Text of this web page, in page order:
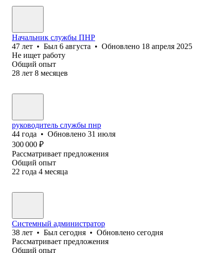
Начальник службы ПНР
47 лет • Был 6 августа • Обновлено 18 апреля 2025
Не ищет работу
Общий опыт
28 лет 8 месяцев
руководитель службы пнр
44 года • Обновлено 31 июля
300 000 ₽
Рассматривает предложения
Общий опыт
22 года 4 месяца
Системный администратор
38 лет • Был сегодня • Обновлено сегодня
Рассматривает предложения
Общий опыт